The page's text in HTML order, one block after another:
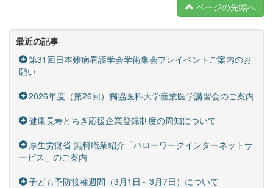
ページの先頭へ
最近の記事
第31回日本難病看護学会学術集会プレイベントご案内のお
願い
2026年度（第26回）獨協医科大学産業医学講習会のご案内
健康長寿とちぎ応援企業登録制度の周知について
厚生労働省 無料職業紹介「ハローワークインターネットサ
ービス」のご案内
子ども予防接種週間（3月1日～3月7日）について